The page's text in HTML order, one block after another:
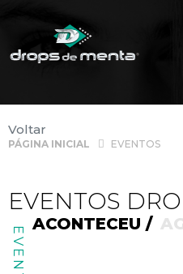
PÁGINA INICIAL EVENTOS
Voltar
EVENTOS
ACONTECEU /